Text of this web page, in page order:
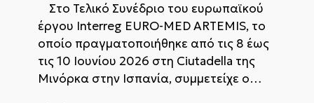
Συνέδριο
του
Ευρωπαϊκού
Έργου
ARTEMIS
Στο Τελικό Συνέδριο του ευρωπαϊκού
έργου Interreg EURO-MED ARTEMIS, το
οποίο πραγματοποιήθηκε από τις 8 έως
τις 10 Ιουνίου 2026 στη Ciutadella της
Μινόρκα στην Ισπανία, συμμετείχε ο…